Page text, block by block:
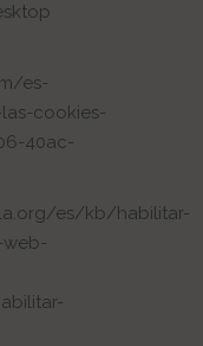
es-
cookies-
40ac-
es/kb/habilitar-
web-